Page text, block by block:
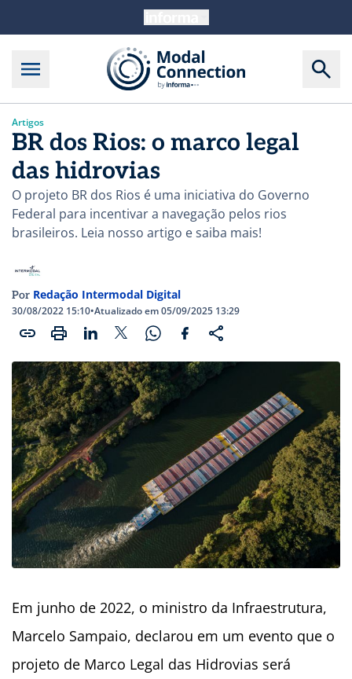
Artigos
BR dos Rios: o marco legal
das hidrovias
O projeto BR dos Rios é uma iniciativa do Governo
Federal para incentivar a navegação pelos rios
brasileiros. Leia nosso artigo e saiba mais!
Por Redação Intermodal Digital
30/08/2022 15:10•Atualizado em 05/09/2025 13:29
Em junho de 2022, o ministro da Infraestrutura,
Marcelo Sampaio, declarou em um evento que o
projeto de Marco Legal das Hidrovias será